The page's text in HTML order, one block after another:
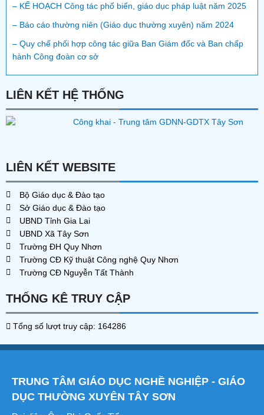
– KẾ HOẠCH Công tác phổ biến, giáo dục pháp luật năm 2025
– Báo cáo thường niên (Giáo dục thường xuyên) năm 2024
– Quy chế phối hợp công tác giữa Ban Giám đốc và Ban chấp
hành Công đoàn cơ sở
LIÊN KẾT HỆ THỐNG
LIÊN KẾT WEBSITE
Bộ Giáo dục & Đào tạo
Sở Giáo dục & Đào tạo
UBND Tỉnh Gia Lai
UBND Xã Tây Sơn
Trường ĐH Quy Nhơn
Trường CĐ Kỹ thuật Công nghệ Quy Nhơn
Trường CĐ Nguyễn Tất Thành
THỐNG KÊ TRUY CẬP
Tổng số lượt truy cập: 164286
TRUNG TÂM GIÁO DỤC NGHỀ NGHIỆP - GIÁO
DỤC THƯỜNG XUYÊN TÂY SƠN